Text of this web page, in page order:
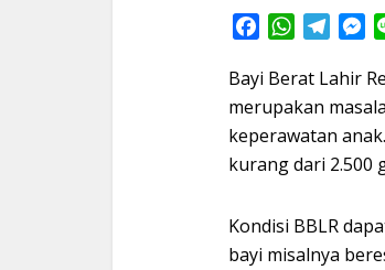
FacebookWhatsApp
Bayi Berat Lahir
merupakan
keperawatan
kurang dari 2.500
Kondisi BBLR
bayi misalnya